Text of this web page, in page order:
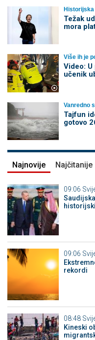
Težak
mora
Više ih je
Video:
učenik
Vanredno
Tajfun
gotovo
Najnovije Najčitanije
09:06
09:06
rekordi
08:48
Kineski